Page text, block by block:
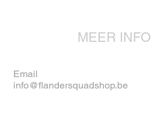
MEER
Email
info@flandersquadshop.be